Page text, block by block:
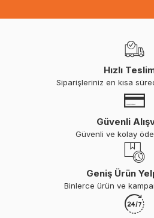
Hızlı
Siparişleriniz en kısa
Güvenli
Güvenli ve kolay
Geniş Ürün
Binlerce ürün ve